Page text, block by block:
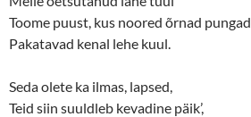
Toome puust, kus noored õrnad pungad
Pakatavad kenal lehe kuul.
Seda olete ka ilmas, lapsed,
Teid siin suuldleb kevadine päik’,